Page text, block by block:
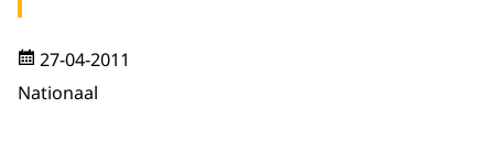
27-04-2011
Nationaal